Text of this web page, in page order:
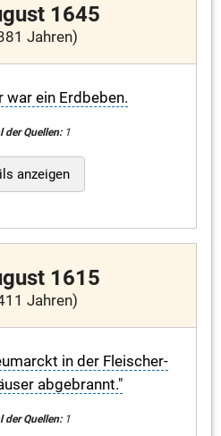
1645
Jahren)
war ein Erdbeben.
der Quellen:1
anzeigen
1615
Jahren)
in der Fleischer-
abgebrannt."
der Quellen:1